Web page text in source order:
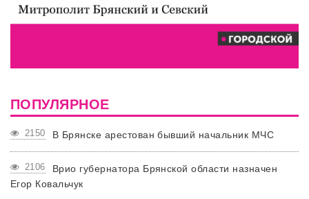
ПОПУЛЯРНОЕ
2150 В Брянске арестован бывший начальник МЧС
2106
Врио губернатора Брянской области назначен
Егор Ковальчук